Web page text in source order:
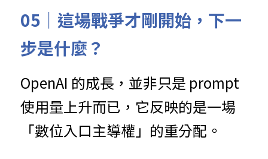
05｜這場戰爭才剛開始，下一
步是什麼？
OpenAI 的成長，並非只是 prompt
使用量上升而已，它反映的是一場
「數位入口主導權」的重分配。